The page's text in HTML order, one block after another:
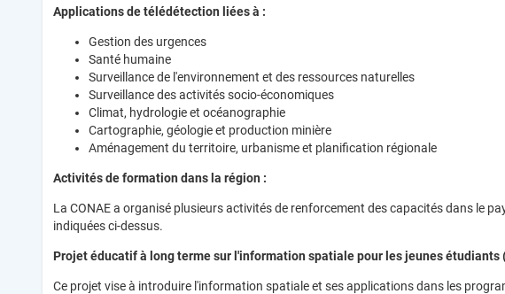
Applications de télédétection liées à :
Gestion des urgences
Santé humaine
Surveillance de l'environnement et des ressources naturelles
Surveillance des activités socio-économiques
Climat, hydrologie et océanographie
Cartographie, géologie et production minière
Aménagement du territoire, urbanisme et planification régionale
Activités de formation dans la région :
La CONAE a organisé plusieurs activités de renforcement des capacités dans le
indiquées ci-dessus.
Projet éducatif à long terme sur l'information spatiale pour les jeunes étudiants
Ce projet vise à introduire l'information spatiale et ses applications dans les